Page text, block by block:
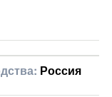
Россия